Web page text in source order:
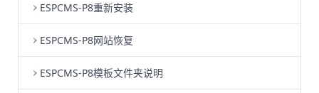
ESPCMS-P8重新安装
ESPCMS-P8网站恢复
ESPCMS-P8模板文件夹说明